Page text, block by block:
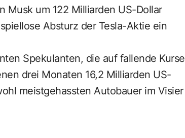
Musk um 122 Milliarden US-Dollar
Absturz der Tesla-Aktie ein
Spekulanten, die auf fallende Kurse
drei Monaten 16,2 Milliarden US-
meistgehassten Autobauer im Visier